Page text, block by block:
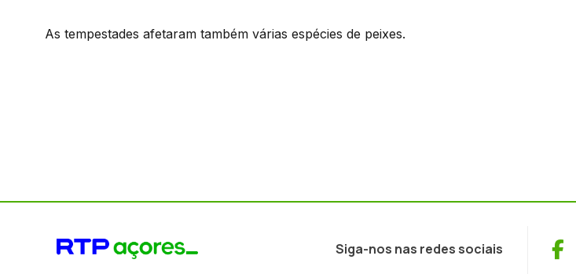
As tempestades afetaram também várias espécies de peixes.
Siga-nos nas redes sociais